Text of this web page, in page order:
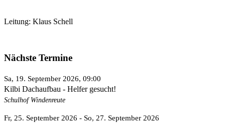
Leitung: Klaus Schell
Nächste Termine
Sa, 19. September 2026, 09:00
Kilbi Dachaufbau - Helfer gesucht!
Schulhof Windenreute
Fr, 25. September 2026 - So, 27. September 2026